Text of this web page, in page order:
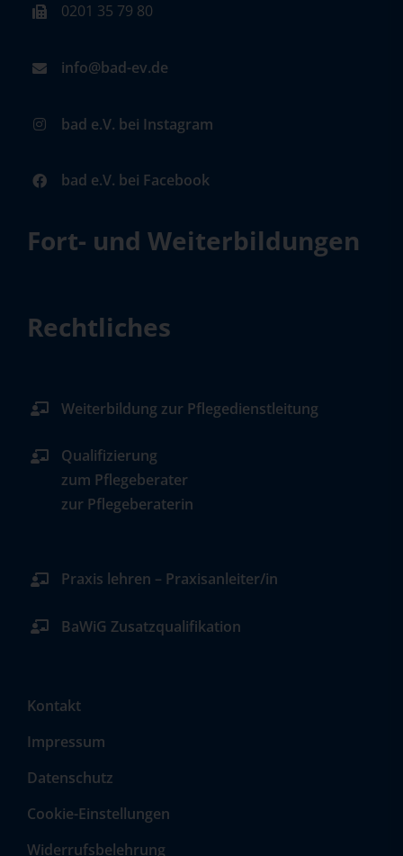
0201 35 79 80
info@bad-ev.de
bad e.V. bei Instagram
bad e.V. bei Facebook
Fort- und Weiterbildungen
Rechtliches
Weiterbildung zur Pflegedienstleitung
Qualifizierung
zum Pflegeberater
zur Pflegeberaterin
Praxis lehren – Praxisanleiter/in
BaWiG Zusatzqualifikation
Kontakt
Impressum
Datenschutz
Cookie-Einstellungen
Widerrufsbelehrung